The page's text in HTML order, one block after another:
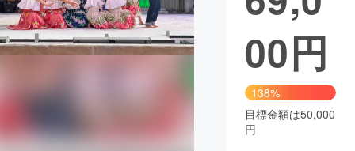
映像・映画 書籍・雑誌
ビジネス・起業 チャレンジ
まちづくり・地域活性化
CAMPFIRE for Social Good
CAMPFIRE Creation
00円
138%
目標金額は50,000
円